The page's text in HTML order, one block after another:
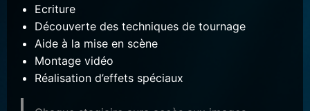
Ecriture
Découverte des techniques de tournage
Aide à la mise en scène
Montage vidéo
Réalisation d’effets spéciaux